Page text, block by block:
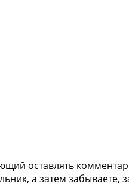
оставлять
а затем забываете,